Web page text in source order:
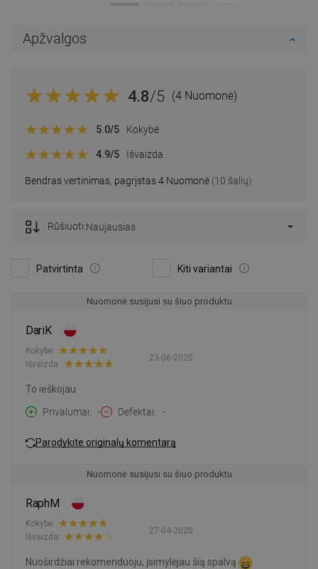
Apžvalgos
4.8/5 (4 Nuomonė)
Bendras vertinimas, pagrįstas 4 Nuomonė (10 šalių)
5.0/5 Kokybė
4.9/5 Išvaizda
Patvirtinta Kiti variantai
Rūšiuoti:Naujausias
Nuomonė susijusi su šiuo produktu
DariK
23-06-2020
Kokybė:
Išvaizda:
To ieškojau
Privalumai
- Defektai -
Parodykite originalų komentarą
Nuomonė susijusi su šiuo produktu
RaphM
27-04-2020
Kokybė:
Išvaizda:
Nuoširdžiai rekomenduoju, įsimylėjau šią spalvą